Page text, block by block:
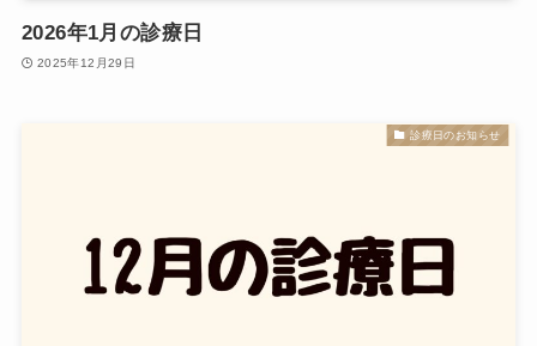
2026年1月の診療日
2025年12月29日
診療日のお知らせ